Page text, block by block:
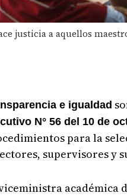
justicia a aquellos
e igualdad
N° 56 del 10 de
para la
supervisores y
académica